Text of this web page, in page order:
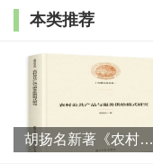
本类推荐
胡扬名新著《农村公共产品与服务供给模式研究》出版